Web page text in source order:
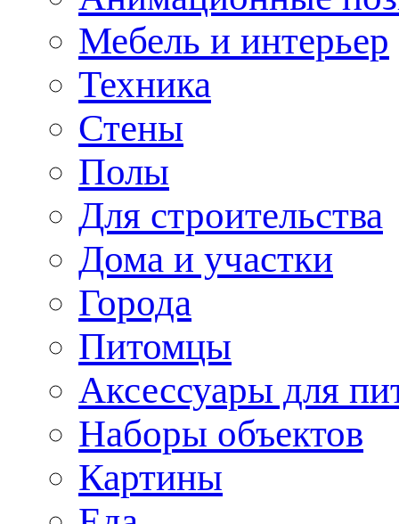
Мебель и интерьер
Техника
Стены
Полы
Для строительства
Дома и участки
Города
Питомцы
Аксессуары для
Наборы объектов
Картины